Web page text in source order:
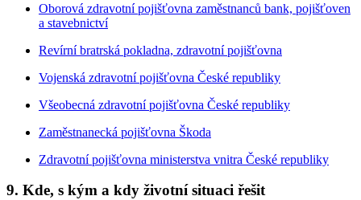
Oborová zdravotní pojišťovna zaměstnanců bank, pojišťoven
a stavebnictví
Revírní bratrská pokladna, zdravotní pojišťovna
Vojenská zdravotní pojišťovna České republiky
Všeobecná zdravotní pojišťovna České republiky
Zaměstnanecká pojišťovna Škoda
Zdravotní pojišťovna ministerstva vnitra České republiky
9. Kde, s kým a kdy životní situaci řešit